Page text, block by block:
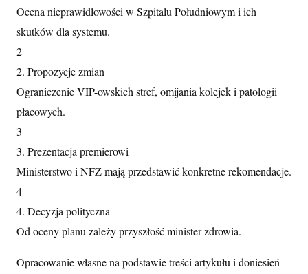
Ocena nieprawidłowości w Szpitalu Południowym i ich
skutków dla systemu.
2
2. Propozycje zmian
Ograniczenie VIP-owskich stref, omijania kolejek i patologii
płacowych.
3
3. Prezentacja premierowi
Ministerstwo i NFZ mają przedstawić konkretne rekomendacje.
4
4. Decyzja polityczna
Od oceny planu zależy przyszłość minister zdrowia.
Opracowanie własne na podstawie treści artykułu i doniesień